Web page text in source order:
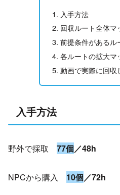
入手方法
回収ルート全体マ
前提条件があるル
各ルートの拡大マ
動画で実際に回収
入手方法
野外で採取 77個／48h
NPCから購入 10個／72h